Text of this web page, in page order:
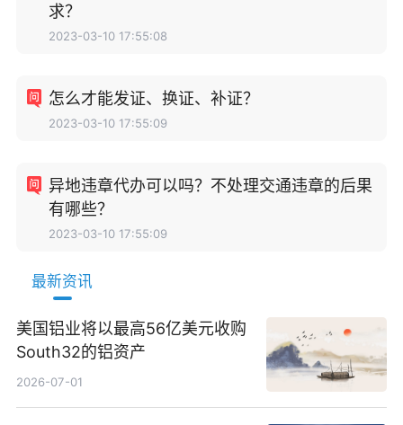
求？
2023-03-10 17:55:08
怎么才能发证、换证、补证？
2023-03-10 17:55:09
异地违章代办可以吗？不处理交通违章的后果
有哪些？
2023-03-10 17:55:09
最新资讯
美国铝业将以最高56亿美元收购
South32的铝资产
2026-07-01